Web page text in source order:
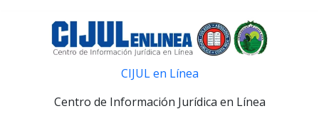
CIJUL en Línea
Centro de Información Jurídica en Línea